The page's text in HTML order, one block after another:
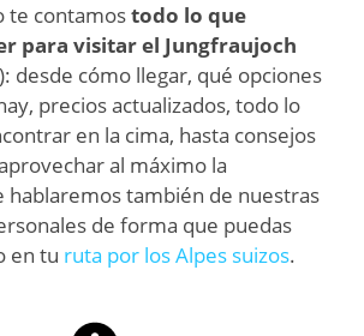
te contamostodo lo que
para visitar el Jungfraujoch
desde cómo llegar, qué opciones
precios actualizados, todo lo
en la cima, hasta consejos
al máximo la
hablaremos también de nuestras
de forma que puedas
en tu ruta por los Alpes suizos.